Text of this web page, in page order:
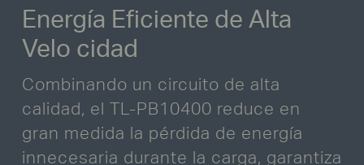
Energía Eficiente de Alta
Velo cidad
Combinando un circuito de alta
calidad, el TL-PB10400 reduce en
gran medida la pérdida de energía
innecesaria durante la carga, garantiza